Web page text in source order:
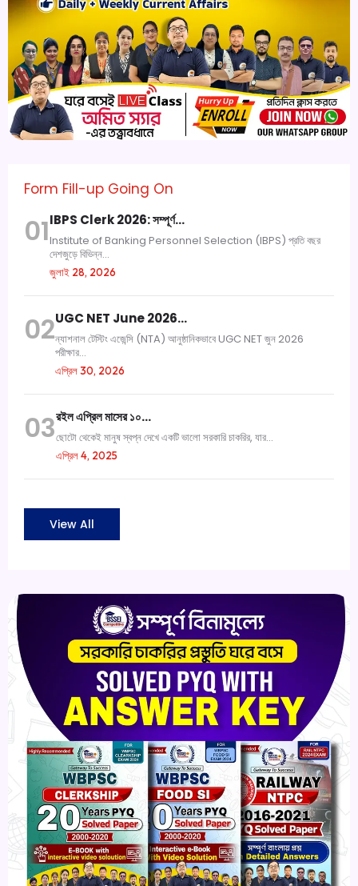
Form Fill-up Going On
01IBPS Clerk 2026: সম্পূর্ণ…
Institute of Banking Personnel Selection (IBPS) প্রতি বছর
দেশজুড়ে বিভিন্ন...
জুলাই 28, 2026
02UGC NET June 2026…
ন্যাশনাল টেস্টিং এজেন্সি (NTA) আনুষ্ঠানিকভাবে UGC NET জুন 2026
পরীক্ষার...
এপ্রিল 30, 2026
03রইল এপ্রিল মাসের ১০…
ছোটো থেকেই মানুষ স্বপ্ন দেখে একটি ভালো সরকারি চাকরির, যার...
এপ্রিল 4, 2025
View All